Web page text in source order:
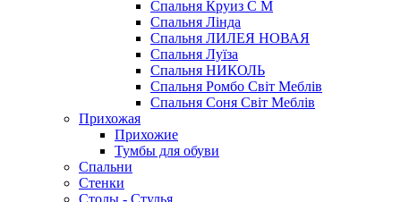
Спальня Круиз С М
Спальня Лінда
Спальня ЛИЛЕЯ НОВАЯ
Спальня Луїза
Спальня НИКОЛЬ
Спальня Ромбо Світ Меблів
Спальня Соня Світ Меблів
Прихожая
Прихожие
Тумбы для обуви
Спальни
Стенки
Столы - Стулья